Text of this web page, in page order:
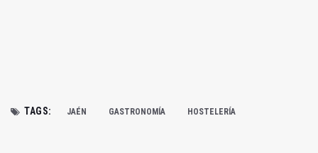
TAGS: JAÉN GASTRONOMÍA HOSTELERÍA